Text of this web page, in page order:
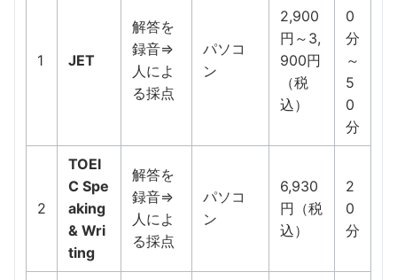
1 JET
解答を
録音⇒
人によ
る採点
パソコ
ン
2,900
円～3,
900円
（税
込）
0
分
～
5
0
分
2
TOEI
C Spe
aking
& Wri
ting
解答を
録音⇒
人によ
る採点
パソコ
ン
6,930
円（税
込）
2
0
分